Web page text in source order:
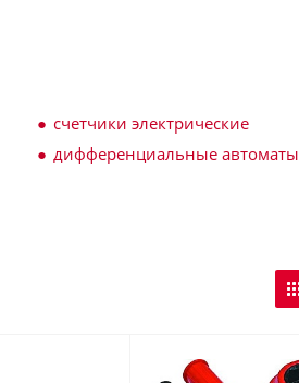
счетчики электрические
дифференциальные автоматы